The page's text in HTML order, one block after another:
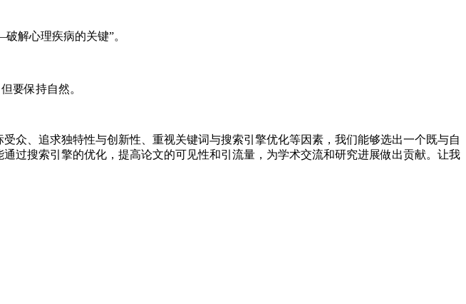
解心理疾病的关键”。
要保持自然。
众、追求独特性与创新性、重视关键词与搜索引擎优化等因素，我们能够选出一个既与自
过搜索引擎的优化，提高论文的可见性和引流量，为学术交流和研究进展做出贡献。让我